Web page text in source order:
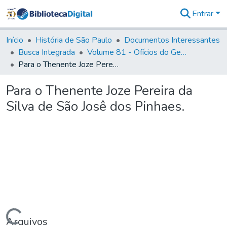
&
Coleções
Tudo na
Biblioteca
Estatísticas
Entrar
Início História de São Paulo
Documentos Interessantes
Busca Integrada
Volume 81 - Ofícios do General Martim Lopes de Saldanha (Governador da Capitania)
Para o Thenente Joze Pereira da Silva de São Josê dos Pinhaes.
Para o Thenente Joze Pereira da
Silva de São Josê dos Pinhaes.
Arquivos